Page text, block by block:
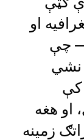
او
— چې
نشي
کې
او هغه
زمینه